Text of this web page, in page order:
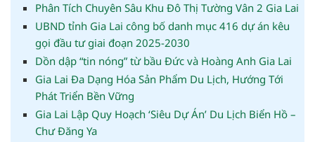
Phân Tích Chuyên Sâu Khu Đô Thị Tường Vân 2 Gia Lai
UBND tỉnh Gia Lai công bố danh mục 416 dự án kêu
gọi đầu tư giai đoạn 2025-2030
Dồn dập “tin nóng” từ bầu Đức và Hoàng Anh Gia Lai
Gia Lai Đa Dạng Hóa Sản Phẩm Du Lịch, Hướng Tới
Phát Triển Bền Vững
Gia Lai Lập Quy Hoạch ‘Siêu Dự Án’ Du Lịch Biển Hồ –
Chư Đăng Ya